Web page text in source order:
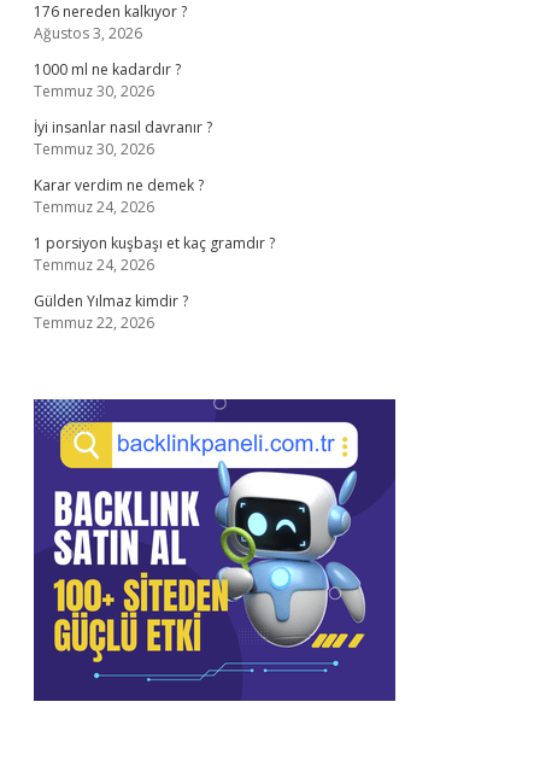
176 nereden kalkıyor ?
Ağustos 3, 2026
1000 ml ne kadardır ?
Temmuz 30, 2026
İyi insanlar nasıl davranır ?
Temmuz 30, 2026
Karar verdim ne demek ?
Temmuz 24, 2026
1 porsiyon kuşbaşı et kaç gramdır ?
Temmuz 24, 2026
Gülden Yılmaz kimdir ?
Temmuz 22, 2026